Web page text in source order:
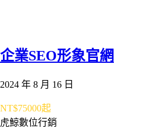
企業SEO形象官網
2024 年 8 月 16 日
NT$75000起
虎鯨數位行銷